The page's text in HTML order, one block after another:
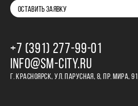
ОСТАВИТЬ ЗАЯВКУ
+7 (391) 277‒99‒01
INFO@SM-CITY.RU
Г. КРАСНОЯРСК, УЛ. ПАРУСНАЯ, 8, ПР. МИРА, 91